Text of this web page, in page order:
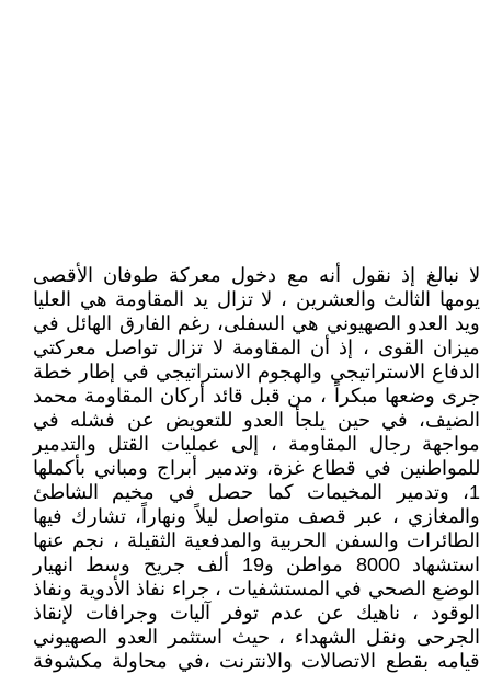
لا نبالغ إذ نقول أنه مع دخول معركة طوفان الأقصى
يومها الثالث والعشرين ، لا تزال يد المقاومة هي العليا
ويد العدو الصهيوني هي السفلى، رغم الفارق الهائل في
ميزان القوى ، إذ أن المقاومة لا تزال تواصل معركتي
الدفاع الاستراتيجي والهجوم الاستراتيجي في إطار خطة
جرى وضعها مبكراً ، من قبل قائد أركان المقاومة محمد
الضيف، في حين يلجأ العدو للتعويض عن فشله في
مواجهة رجال المقاومة ، إلى عمليات القتل والتدمير
للمواطنين في قطاع غزة، وتدمير أبراج ومباني بأكملها
1، وتدمير المخيمات كما حصل في مخيم الشاطئ
والمغازي ، عبر قصف متواصل ليلاً ونهاراً، تشارك فيها
الطائرات والسفن الحربية والمدفعية الثقيلة ، نجم عنها
استشهاد 8000 مواطن و19 ألف جريح وسط انهيار
الوضع الصحي في المستشفيات ، جراء نفاذ الأدوية ونفاذ
الوقود ، ناهيك عن عدم توفر آليات وجرافات لإنقاذ
الجرحى ونقل الشهداء ، حيث استثمر العدو الصهيوني
قيامه بقطع الاتصالات والانترنت ،في محاولة مكشوفة